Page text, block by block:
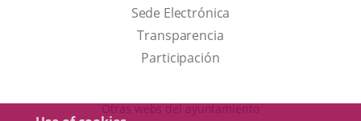
link
will
open
a
Sede Electrónica
Transparencia
Participación
Otras webs del ayuntamiento